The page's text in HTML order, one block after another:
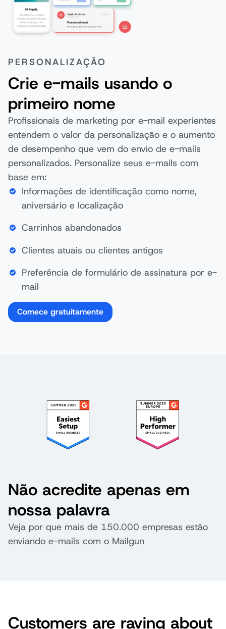
PERSONALIZAÇÃO
Crie e-mails usando o
primeiro nome
Profissionais de marketing por e-mail experientes
entendem o valor da personalização e o aumento
de desempenho que vem do envio de e-mails
personalizados. Personalize seus e-mails com
base em:
Informações de identificação como nome,
aniversário e localização
Carrinhos abandonados
Clientes atuais ou clientes antigos
Preferência de formulário de assinatura por e-
mail
Comece gratuitamente
Não acredite apenas em
nossa palavra
Veja por que mais de 150.000 empresas estão
enviando e-mails com o Mailgun
Customers are raving about